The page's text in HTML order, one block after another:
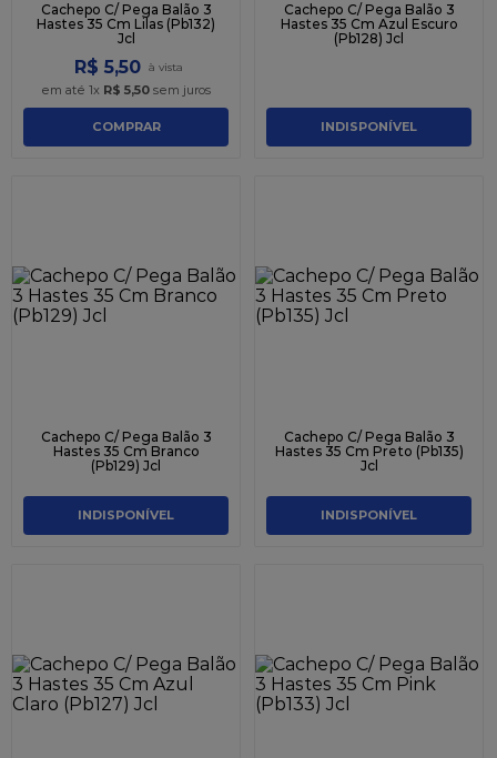
Cachepo C/ Pega Balão 3
Hastes 35 Cm Lilas (Pb132)
Jcl
R$ 5,50
em até 1x R$ 5,50 sem juros
COMPRAR
Cachepo C/ Pega Balão 3
Hastes 35 Cm Azul Escuro
(Pb128) Jcl
INDISPONÍVEL
Cachepo C/ Pega Balão 3
Hastes 35 Cm Branco
(Pb129) Jcl
INDISPONÍVEL
Cachepo C/ Pega Balão 3
Hastes 35 Cm Preto (Pb135)
Jcl
INDISPONÍVEL